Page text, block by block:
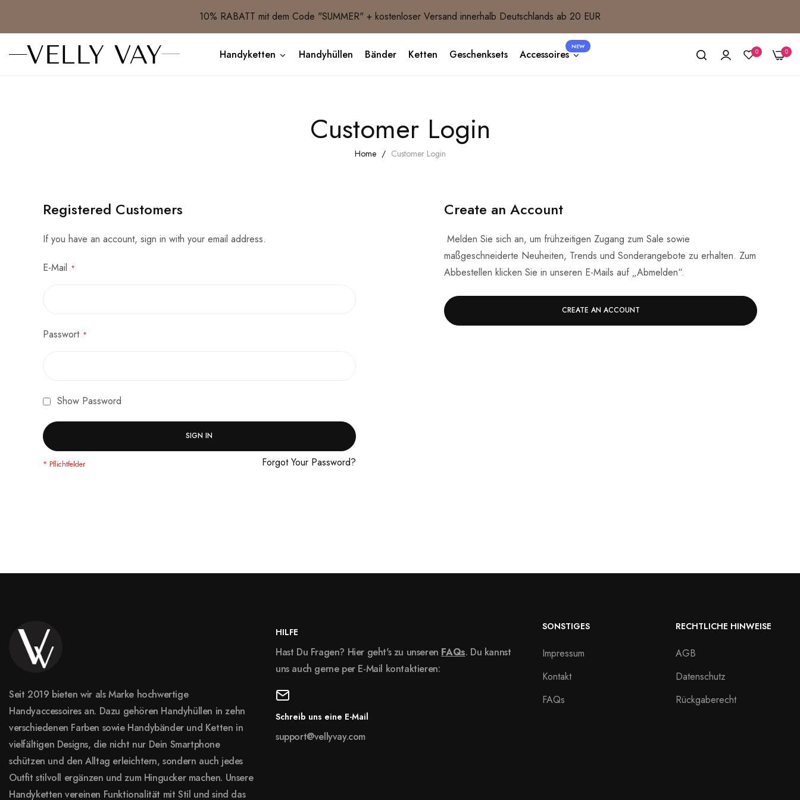
10% RABATT mit dem Code "SUMMER" + kostenloser Versand innerhalb Deutschlands ab 20 EUR
Handyketten Handyhüllen Bänder Ketten Geschenksets Accessoires
NEW
0 0
Customer Login
Home Customer Login
Registered Customers
If you have an account, sign in with your email address.
E-Mail
Passwort
Show Password
SIGN IN
Forgot Your Password?
Create an Account
Melden Sie sich an, um frühzeitigen Zugang zum Sale sowie
maßgeschneiderte Neuheiten, Trends und Sonderangebote zu erhalten. Zum
Abbestellen klicken Sie in unseren E-Mails auf „Abmelden“.
CREATE AN ACCOUNT
Seit 2019 bieten wir als Marke hochwertige
Handyaccessoires an. Dazu gehören Handyhüllen in zehn
verschiedenen Farben sowie Handybänder und Ketten in
vielfältigen Designs, die nicht nur Dein Smartphone
schützen und den Alltag erleichtern, sondern auch jedes
Outfit stilvoll ergänzen und zum Hingucker machen. Unsere
Handyketten vereinen Funktionalität mit Stil und sind das
HILFE
Hast Du Fragen? Hier geht's zu unseren FAQs. Du kannst
uns auch gerne per E-Mail kontaktieren:
Schreib uns eine E-Mail
support@vellyvay.com
SONSTIGES
Impressum
Kontakt
FAQs
RECHTLICHE HINWEISE
AGB
Datenschutz
Rückgaberecht